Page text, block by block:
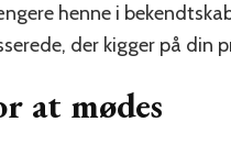
henne i
der kigger på din
at mødes